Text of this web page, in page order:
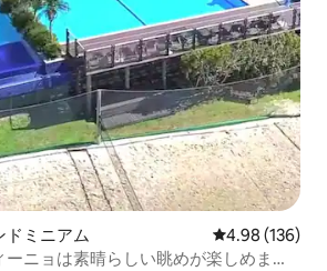
ドミニアム レビュー136
4.98 (136)
ニョは素晴らしい眺めが楽しめま